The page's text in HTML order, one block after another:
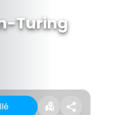
Turing